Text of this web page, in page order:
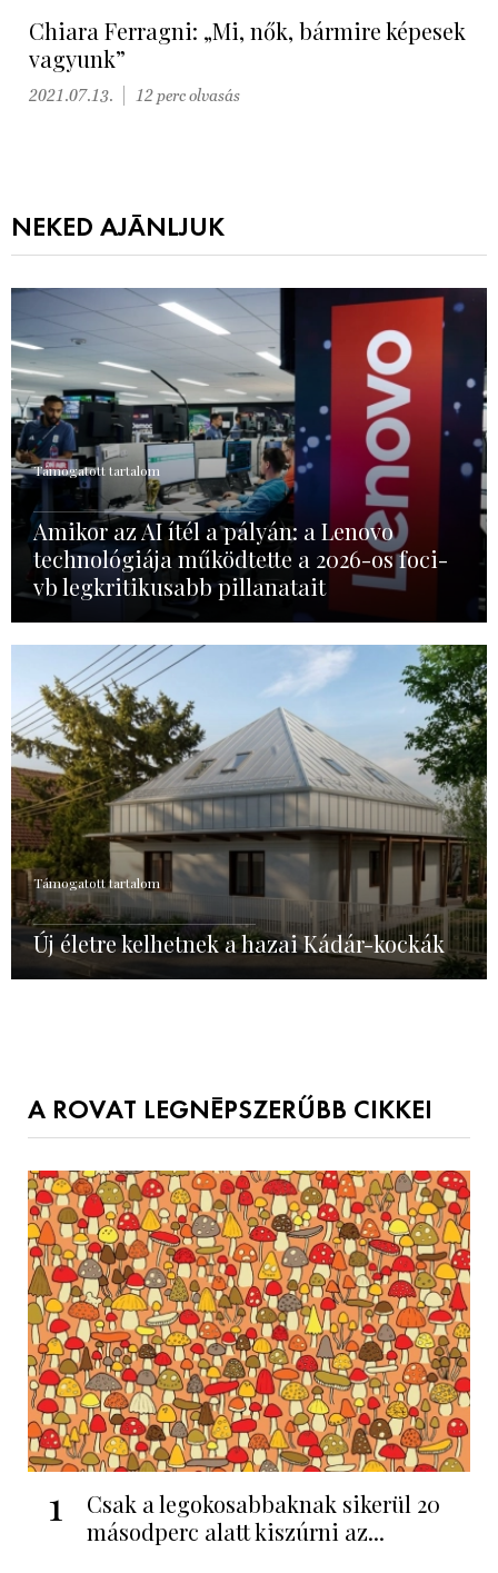
Chiara Ferragni: „Mi, nők, bármire képesek
vagyunk”
2021.07.13. 12 perc olvasás
NEKED AJÁNLJUK
Támogatott tartalom
Amikor az AI ítél a pályán: a Lenovo
technológiája működtette a 2026-os foci-
vb legkritikusabb pillanatait
Támogatott tartalom
Új életre kelhetnek a hazai Kádár-kockák
A ROVAT LEGNÉPSZERŰBB CIKKEI
1
Csak a legokosabbaknak sikerül 20
másodperc alatt kiszúrni az...